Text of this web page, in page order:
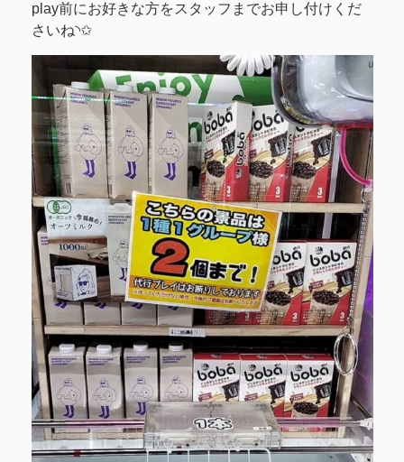
play前にお好きな方をスタッフまでお申し付けくだ
さいね◝✩